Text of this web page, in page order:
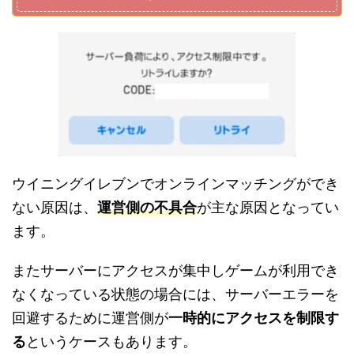
ウイニングイレブンでオンラインマッチングができ
ない原因は、 運営側の不具合が主な原因となってい
ます。
またサーバーにアクセスが集中しゲームが利用でき
なくなっている状態の場合には、サーバーエラーを
回避するために運営側が一時的にアクセスを制限す
るというケースもあります。